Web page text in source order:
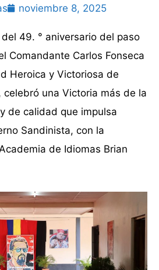
noviembre 8, 2025
49. ° aniversario del paso
Comandante Carlos Fonseca
Heroica y Victoriosa de
celebró una Victoria más de la
de calidad que impulsa
Sandinista, con la
de Idiomas Brian